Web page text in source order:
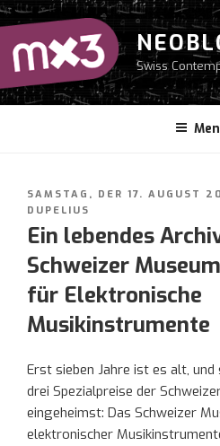
Zum
Inhalt
springen
Swiss
VERÖFFENTLICHT
AM
SAMSTAG, DER 17. AUGUST
DUPELIUS
Ein lebendes
Schweizer
für Elektronische
Musikinstrumente
Erst sieben Jahre ist es alt,
drei Spezialpreise der
eingeheimst: Das Schweizer
elektronischer